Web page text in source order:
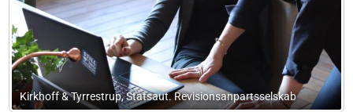
Egbjerg Consulting